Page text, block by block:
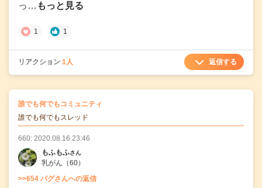
っ… もっと見る
1 1
リアクション 1人 返信する
誰でも何でもコミュニティ
誰でも何でもスレッド
660: 2020.08.16 23:46
もふもふさん
乳がん （60）
>>654 パグさんへの返信